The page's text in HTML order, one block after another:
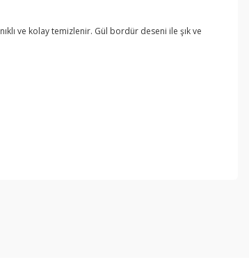
ve kolay temizlenir. Gül bordür deseni ile şık ve